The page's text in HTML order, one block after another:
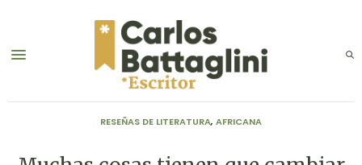
RESEÑAS DE LITERATURA, AFRICANA